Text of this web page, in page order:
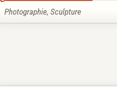
Photographie,Sculpture